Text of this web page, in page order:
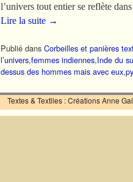
l’univers tout entier se reflète
Lire la suite →
Publié dans Corbeilles et panières
l’univers,femmes indiennes,Inde du
dessus des hommes mais avec eux,
Textes & Textiles : Créations Anne